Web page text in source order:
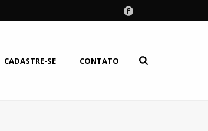
CADASTRE-SE CONTATO